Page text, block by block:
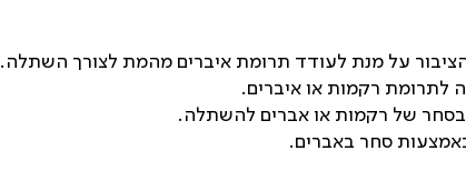
על מנת לעודד תרומת איברים מהמת לצורך השתלה.
לתרומת רקמות או איברים.
בסחר של רקמות או אברים להשתלה.
סחר באברים.